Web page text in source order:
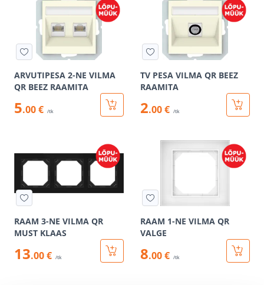
ARVUTIPESA 2-NE VILMA
QR BEEZ RAAMITA
5.00 € /tk
TV PESA VILMA QR BEEZ
RAAMITA
2.00 € /tk
RAAM 3-NE VILMA QR
MUST KLAAS
13.00 € /tk
RAAM 1-NE VILMA QR
VALGE
8.00 € /tk